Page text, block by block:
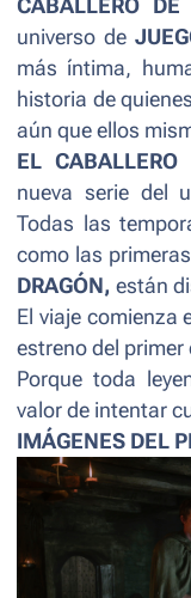
CABALLERO
universo de
más íntima,
historia de
aún que ellos
EL
nueva serie del
Todas las
como las
DRAGÓN, están
El viaje comienza
estreno del
Porque toda
valor de intentar
IMÁGENES DEL